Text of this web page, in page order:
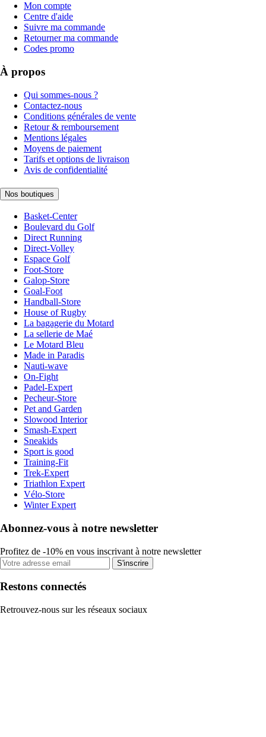
Mon compte
Centre d'aide
Suivre ma commande
Retourner ma commande
Codes promo
À propos
Qui sommes-nous ?
Contactez-nous
Conditions générales de vente
Retour & remboursement
Mentions légales
Moyens de paiement
Tarifs et options de livraison
Avis de confidentialité
Nos boutiques
Basket-Center
Boulevard du Golf
Direct Running
Direct-Volley
Espace Golf
Foot-Store
Galop-Store
Goal-Foot
Handball-Store
House of Rugby
La bagagerie du Motard
La sellerie de Maé
Le Motard Bleu
Made in Paradis
Nauti-wave
On-Fight
Padel-Expert
Pecheur-Store
Pet and Garden
Slowood Interior
Smash-Expert
Sneakids
Sport is good
Training-Fit
Trek-Expert
Triathlon Expert
Vélo-Store
Winter Expert
Abonnez-vous à notre newsletter
Profitez de -10% en vous inscrivant à notre newsletter
S'inscrire
Restons connectés
Retrouvez-nous sur les réseaux sociaux